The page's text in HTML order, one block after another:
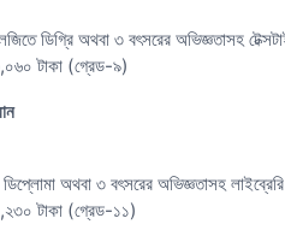
ডিগ্রি অথবা ৩ বৎসরের অভিজ্ঞতাসহ
টাকা (গ্রেড-৯)
ডিপ্লোমা অথবা ৩ বৎসরের অভিজ্ঞতাসহ লাইব্রেরি
টাকা (গ্রেড-১১)